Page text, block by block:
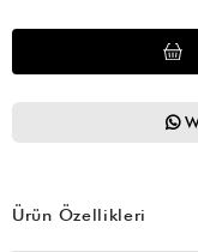
Ürün Özellikleri